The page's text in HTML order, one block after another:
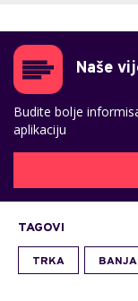
Naše
Budite bolje
aplikaciju
TAGOVI
TRKA